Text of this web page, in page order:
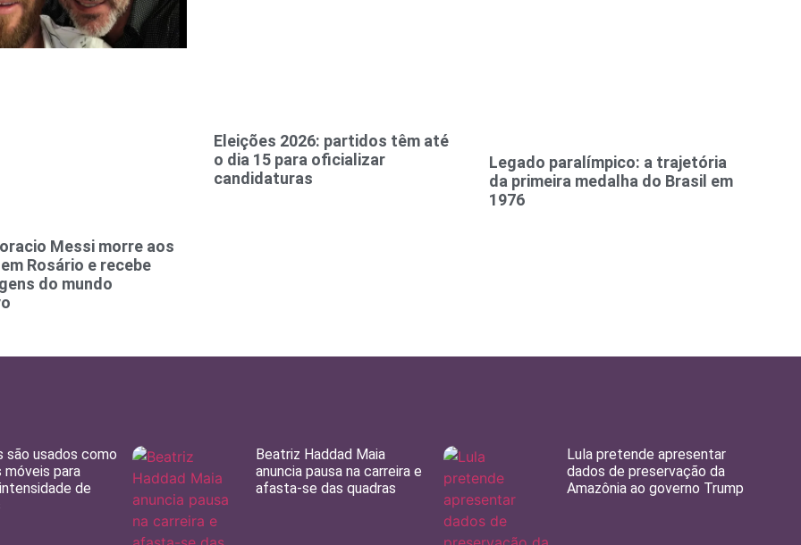
Messi morre aos
Rosário e recebe
do mundo
Eleições 2026: partidos têm até
o dia 15 para oficializar
candidaturas
Legado paralímpico: a trajetória
da primeira medalha do Brasil em
1976
são usados como
móveis para
de
Beatriz Haddad Maia
anuncia pausa na carreira e
afasta-se das quadras
Lula pretende apresentar
dados de preservação da
Amazônia ao governo Trump